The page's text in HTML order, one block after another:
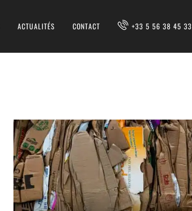
ACTUALITÉS CONTACT +33 5 56 38 45 33